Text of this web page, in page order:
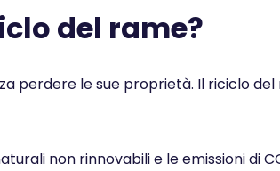
del rame?
perdere le sue proprietà. Il riciclo
non rinnovabili e le emissioni di